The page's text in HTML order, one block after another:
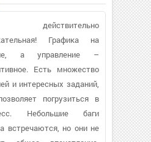
действительно
Графика на
а управление –
Есть множество
и интересных заданий,
погрузиться в
Небольшие баги
встречаются, но они не